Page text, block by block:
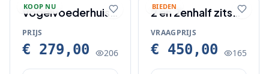
KOOP NU
Vogelvoederhuis
Groot Struis
Raben XXL
PRIJS
€ 279,00 206
BIEDEN
2 en 2enhalf zits
bankstel per half
maart ongeveer
VRAAGPRIJS
€ 450,00 165